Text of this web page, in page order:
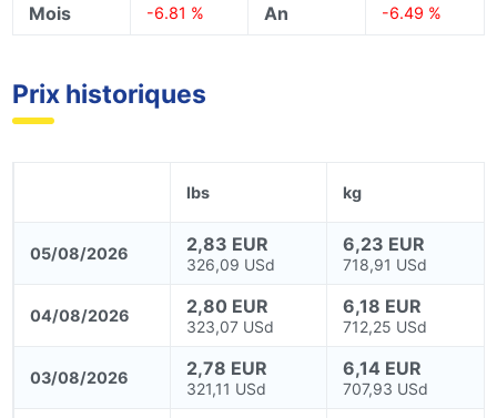
Mois -6.81 % An -6.49 %
Prix historiques
lbs kg
05/08/2026 2,83 EUR
326,09 USd
6,23 EUR
718,91 USd
04/08/2026 2,80 EUR
323,07 USd
6,18 EUR
712,25 USd
03/08/2026 2,78 EUR
321,11 USd
6,14 EUR
707,93 USd